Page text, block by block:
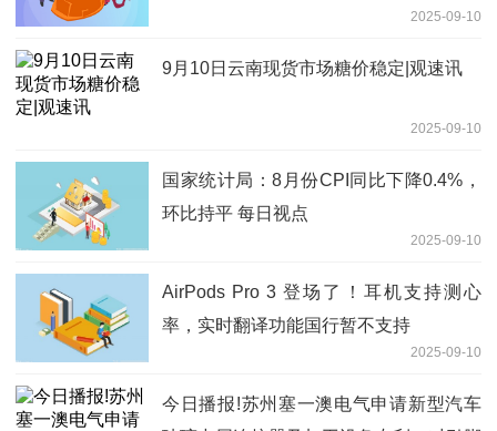
2025-09-10
9月10日云南现货市场糖价稳定|观速讯
2025-09-10
国家统计局：8月份CPI同比下降0.4%，
环比持平 每日视点
2025-09-10
AirPods Pro 3 登场了！耳机支持测心
率，实时翻译功能国行暂不支持
2025-09-10
今日播报!苏州塞一澳电气申请新型汽车